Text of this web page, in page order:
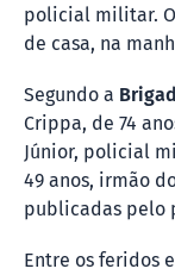
policial militar.
de casa, na
Segundo a
Crippa, de 74
Júnior, policial
49 anos, irmão
publicadas pelo
Entre os feridos